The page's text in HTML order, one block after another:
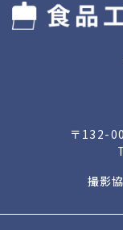
〒132-
撮影